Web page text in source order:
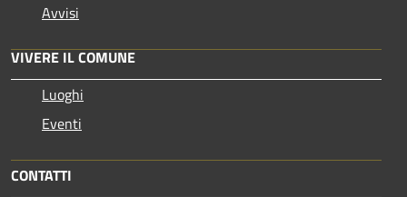
Avvisi
VIVERE IL COMUNE
Luoghi
Eventi
CONTATTI